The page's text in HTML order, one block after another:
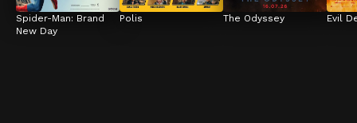
Spider-Man: Brand
New Day
Polis The Odyssey Evil